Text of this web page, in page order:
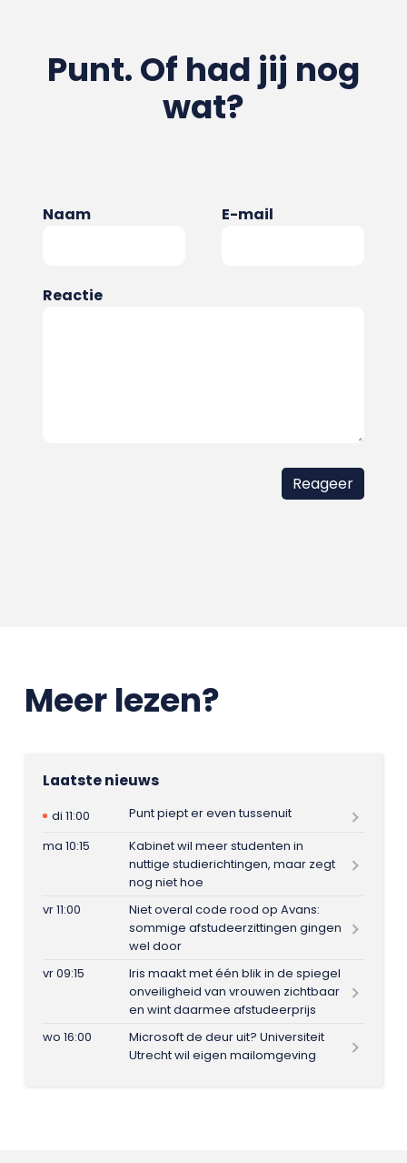
Punt. Of had jij nog
wat?
Naam E-mail
Reactie
Meer lezen?
Laatste nieuws
di 11:00
Punt piept er even tussenuit
ma 10:15
Kabinet wil meer studenten in
nuttige studierichtingen, maar zegt
nog niet hoe
vr 11:00
Niet overal code rood op Avans:
sommige afstudeerzittingen gingen
wel door
vr 09:15
Iris maakt met één blik in de spiegel
onveiligheid van vrouwen zichtbaar
en wint daarmee afstudeerprijs
wo 16:00
Microsoft de deur uit? Universiteit
Utrecht wil eigen mailomgeving